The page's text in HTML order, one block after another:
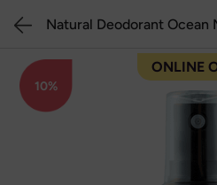
ONLINE
10%
Natural Deodorant Ocean